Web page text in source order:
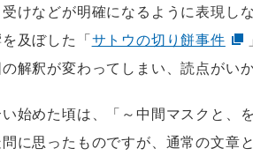
けなどが明確になるように表現し
及ぼした「サトウの切り餅事件
解釈が変わってしまい、読点がい
始めた頃は、「～中間マスクと、
に思ったものですが、通常の文章